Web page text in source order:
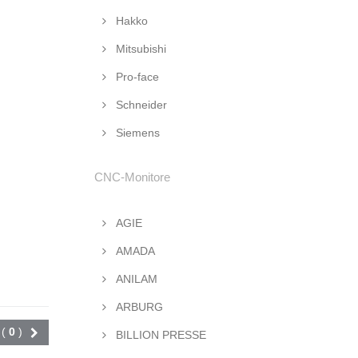
Vergleichen ( 0 )
Hakko
Mitsubishi
Pro-face
Schneider
Siemens
CNC-Monitore
AGIE
AMADA
ANILAM
ARBURG
BILLION PRESSE